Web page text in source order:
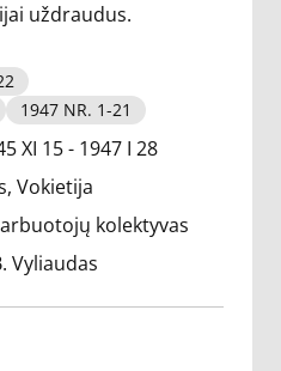
uždraudus.
1947 NR. 1-21
XI 15 - 1947 I 28
Vokietija
kolektyvas
Vyliaudas